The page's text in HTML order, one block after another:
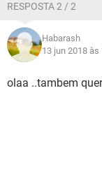
RESPOSTA 2 / 2
Habarash
13 jun 2018 às
olaa ..tambem